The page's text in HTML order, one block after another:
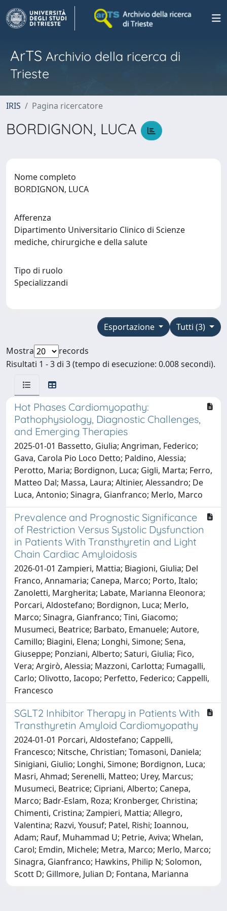
ArTS Archivio della ricerca di
Trieste
IRIS Pagina ricercatore
BORDIGNON, LUCA
Nome completo
BORDIGNON, LUCA
Afferenza
Dipartimento Universitario Clinico di Scienze
mediche, chirurgiche e della salute
Tipo di ruolo
Specializzandi
Tutti (3)
Esportazione
Mostra
records
Risultati 1 - 3 di 3 (tempo di esecuzione: 0.008 secondi).
Hot Phases Cardiomyopathy:
Pathophysiology, Diagnostic Challenges,
and Emerging Therapies
2025-01-01 Bassetto, Giulia; Angriman, Federico;
Gava, Carola Pio Loco Detto; Paldino, Alessia;
Perotto, Maria; Bordignon, Luca; Gigli, Marta; Ferro,
Matteo Dal; Massa, Laura; Altinier, Alessandro; De
Luca, Antonio; Sinagra, Gianfranco; Merlo, Marco
Prevalence and Prognostic Significance
of Restriction Versus Systolic Dysfunction
in Patients With Transthyretin and Light
Chain Cardiac Amyloidosis
2026-01-01 Zampieri, Mattia; Biagioni, Giulia; Del
Franco, Annamaria; Canepa, Marco; Porto, Italo;
Zanoletti, Margherita; Labate, Marianna Eleonora;
Porcari, Aldostefano; Bordignon, Luca; Merlo,
Marco; Sinagra, Gianfranco; Tini, Giacomo;
Musumeci, Beatrice; Barbato, Emanuele; Autore,
Camillo; Biagini, Elena; Longhi, Simone; Sena,
Giuseppe; Ponziani, Alberto; Saturi, Giulia; Fico,
Vera; Argirò, Alessia; Mazzoni, Carlotta; Fumagalli,
Carlo; Olivotto, Iacopo; Perfetto, Federico; Cappelli,
Francesco
SGLT2 Inhibitor Therapy in Patients With
Transthyretin Amyloid Cardiomyopathy
2024-01-01 Porcari, Aldostefano; Cappelli,
Francesco; Nitsche, Christian; Tomasoni, Daniela;
Sinigiani, Giulio; Longhi, Simone; Bordignon, Luca;
Masri, Ahmad; Serenelli, Matteo; Urey, Marcus;
Musumeci, Beatrice; Cipriani, Alberto; Canepa,
Marco; Badr-Eslam, Roza; Kronberger, Christina;
Chimenti, Cristina; Zampieri, Mattia; Allegro,
Valentina; Razvi, Yousuf; Patel, Rishi; Ioannou,
Adam; Rauf, Muhammad U; Petrie, Aviva; Whelan,
Carol; Emdin, Michele; Metra, Marco; Merlo, Marco;
Sinagra, Gianfranco; Hawkins, Philip N; Solomon,
Scott D; Gillmore, Julian D; Fontana, Marianna